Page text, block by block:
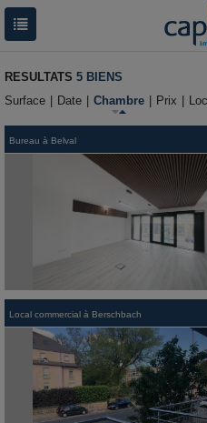
RESULTATS 5 BIENS
Surface
Date Chambre Prix
Bureau à Belval
Local commercial à Berschbach